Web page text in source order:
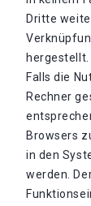
Dritte
hergestellt.
Falls die
Rechner
Browsers
in den
werden.